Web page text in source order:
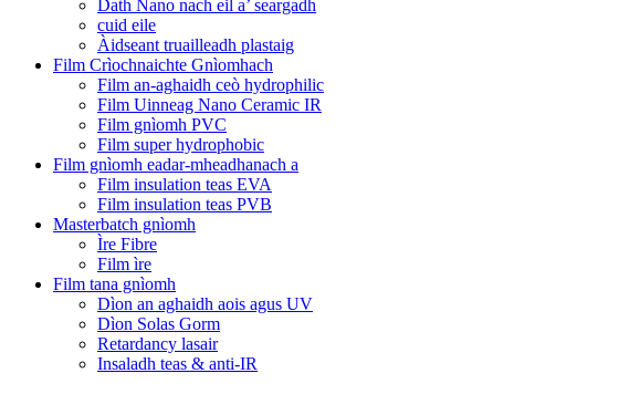
Dath Nano nach eil a’ seargadh
cuid eile
Àidseant truailleadh plastaig
Film Crìochnaichte Gnìomhach
Film an-aghaidh ceò hydrophilic
Film Uinneag Nano Ceramic IR
Film gnìomh PVC
Film super hydrophobic
Film gnìomh eadar-mheadhanach a
Film insulation teas EVA
Film insulation teas PVB
Masterbatch gnìomh
Ìre Fibre
Film ìre
Film tana gnìomh
Dìon an aghaidh aois agus UV
Dìon Solas Gorm
Retardancy lasair
Insaladh teas & anti-IR